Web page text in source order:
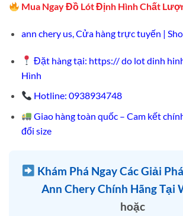
Mua Ngay Đồ Lót Định Hình Chất
ann chery us, Cửa hàng trực tuyến |
Đặt hàng tại: https://do lot dinh
Hình
Hotline: 0938934748
Giao hàng toàn quốc – Cam kết
đổi size
Khám Phá Ngay Các Giải
Ann Chery Chính Hãng Tại
hoặc